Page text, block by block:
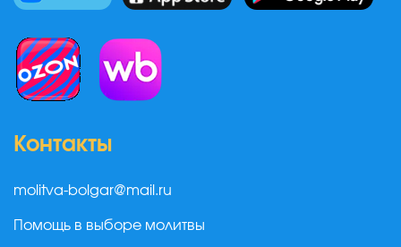
Контакты
molitva-bolgar@mail.ru
Помощь в выборе молитвы